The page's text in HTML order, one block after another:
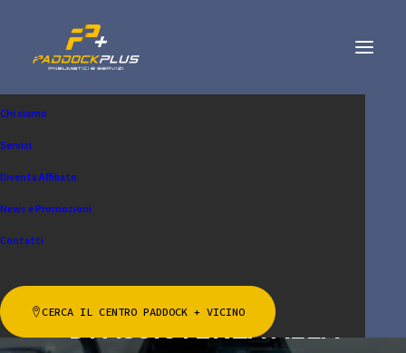
Chi siamo
Servizi
Diventa Affiliato
News e Promozioni
Contatti
CERCA IL CENTRO PADDOCK + VICINO
ADAS: QUANDO È
RICALIBRARE I SISTEMI
DI ASSISTENZA ALLA